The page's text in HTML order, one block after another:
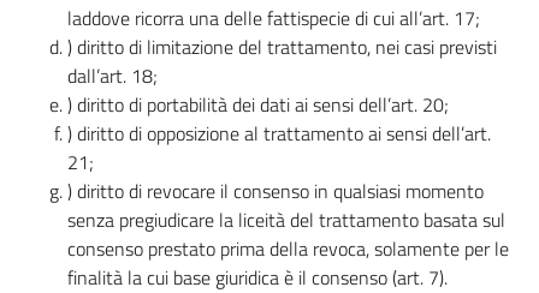
laddove ricorra una delle fattispecie di cui all’art. 17;
) diritto di limitazione del trattamento, nei casi previsti
dall’art. 18;
) diritto di portabilità dei dati ai sensi dell’art. 20;
) diritto di opposizione al trattamento ai sensi dell’art.
21;
) diritto di revocare il consenso in qualsiasi momento
senza pregiudicare la liceità del trattamento basata sul
consenso prestato prima della revoca, solamente per le
finalità la cui base giuridica è il consenso (art. 7).